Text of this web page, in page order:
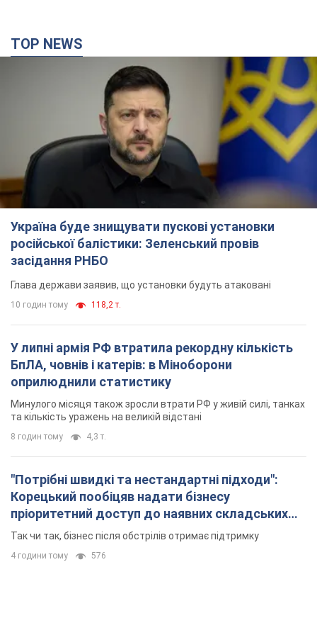
TOP NEWS
Україна буде знищувати пускові установки
російської балістики: Зеленський провів
засідання РНБО
Глава держави заявив, що установки будуть атаковані
10 годин тому 118,2 т.
У липні армія РФ втратила рекордну кількість
БпЛА, човнів і катерів: в Міноборони
оприлюднили статистику
Минулого місяця також зросли втрати РФ у живій силі, танках
та кількість уражень на великій відстані
8 годин тому 4,3 т.
"Потрібні швидкі та нестандартні підходи":
Корецький пообіцяв надати бізнесу
пріоритетний доступ до наявних складських
приміщень
Так чи так, бізнес після обстрілів отримає підтримку
4 години тому 576